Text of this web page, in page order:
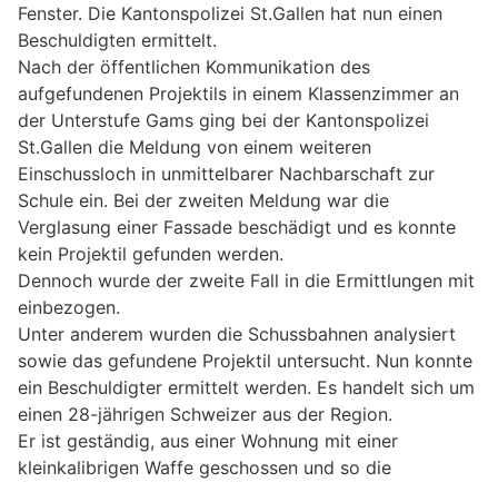
Fenster. Die Kantonspolizei St.Gallen hat nun einen
Beschuldigten ermittelt.
Nach der öffentlichen Kommunikation des
aufgefundenen Projektils in einem Klassenzimmer an
der Unterstufe Gams ging bei der Kantonspolizei
St.Gallen die Meldung von einem weiteren
Einschussloch in unmittelbarer Nachbarschaft zur
Schule ein. Bei der zweiten Meldung war die
Verglasung einer Fassade beschädigt und es konnte
kein Projektil gefunden werden.
Dennoch wurde der zweite Fall in die Ermittlungen mit
einbezogen.
Unter anderem wurden die Schussbahnen analysiert
sowie das gefundene Projektil untersucht. Nun konnte
ein Beschuldigter ermittelt werden. Es handelt sich um
einen 28-jährigen Schweizer aus der Region.
Er ist geständig, aus einer Wohnung mit einer
kleinkalibrigen Waffe geschossen und so die